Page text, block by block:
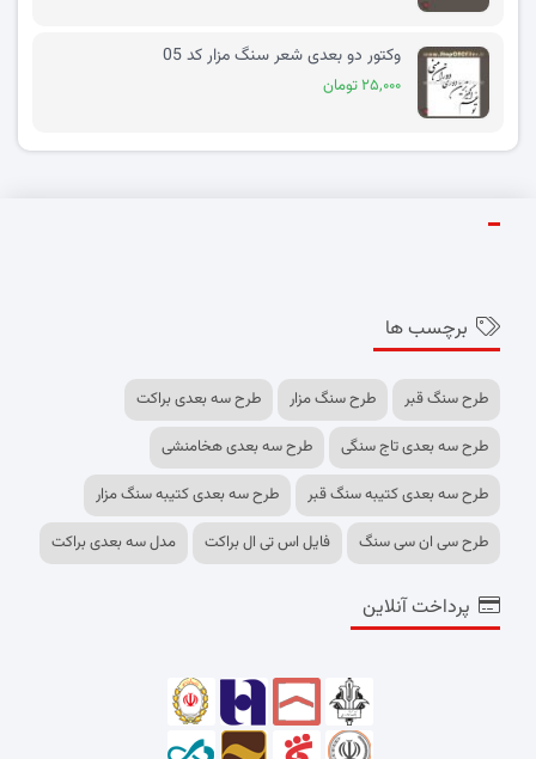
وکتور دو بعدی شعر سنگ مزار کد 05
۲۵,۰۰۰ تومان
برچسب ها
طرح سنگ قبر طرح سنگ مزار
طرح سه بعدی براکت
طرح سه بعدی تاج سنگی
طرح سه بعدی هخامنشی
طرح سه بعدی کتیبه سنگ قبر
طرح سه بعدی کتیبه سنگ مزار
طرح سی ان سی سنگ
فایل اس تی ال براکت مدل سه بعدی براکت
پرداخت آنلاین